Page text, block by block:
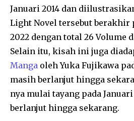
Januari 2014 dan
Light Novel tersebut berakhir
2022 dengan total 26 Volume
Selain itu, kisah ini juga
Manga oleh Yuka Fujikawa
masih berlanjut hingga
nya mulai tayang pada
berlanjut hingga sekarang.